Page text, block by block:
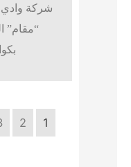
شركة وادي
“مقام”
1
2